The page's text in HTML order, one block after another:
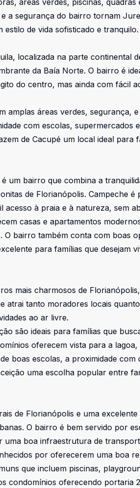
áreas verdes, piscinas,
a segurança do bairro tornam
de vida sofisticado e tranquilo.
localizada na parte continental
da Baía Norte. O bairro é
do centro, mas ainda com fácil
amplas áreas verdes, segurança,
com escolas, supermercados
de Cacupé um local ideal para
um bairro que combina a
de Florianópolis. Campeche
acesso à praia e à natureza, sem
casas e apartamentos
O bairro também conta com boas
para famílias que desejam
mais charmosos de
atrai tanto moradores locais
ao ar livre.
são ideais para famílias que
oferecem vista para a
boas escolas, a proximidade
uma escolha popular entre
de Florianópolis e uma
O bairro é bem servido por
uma boa infraestrutura de
por oferecerem uma boa
que incluem piscinas,
condomínios oferecendo portaria